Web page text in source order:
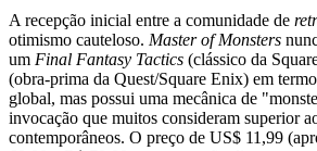
A recepção inicial entre a comunidade de
otimismo cauteloso. Master of Monsters
um Final Fantasy Tactics (clássico da
(obra-prima da Quest/Square Enix) em
global, mas possui uma mecânica de
invocação que muitos consideram superior
contemporâneos. O preço de US$ 11,99